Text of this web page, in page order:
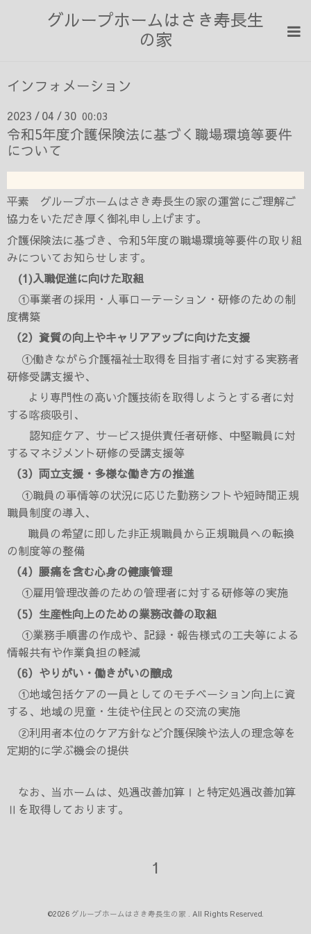
グループホームはさき寿長生
の家
インフォメーション
2023 / 04 / 30 00:03
令和5年度介護保険法に基づく職場環境等要件
について
平素 グループホームはさき寿長生の家の運営にご理解ご
協力をいただき厚く御礼申し上げます。
介護保険法に基づき、令和5年度の職場環境等要件の取り組
みについてお知らせします。
(1)入職促進に向けた取組
①事業者の採用・人事ローテーション・研修のための制
度構築
（2）資質の向上やキャリアアップに向けた支援
①働きながら介護福祉士取得を目指す者に対する実務者
研修受講支援や、
より専門性の高い介護技術を取得しようとする者に対
する喀痰吸引、
認知症ケア、サービス提供責任者研修、中堅職員に対
するマネジメント研修の受講支援等
（3）両立支援・多様な働き方の推進
①職員の事情等の状況に応じた勤務シフトや短時間正規
職員制度の導入、
職員の希望に即した非正規職員から正規職員への転換
の制度等の整備
（4）腰痛を含む心身の健康管理
①雇用管理改善のための管理者に対する研修等の実施
（5）生産性向上のための業務改善の取組
①業務手順書の作成や、記録・報告様式の工夫等による
情報共有や作業負担の軽減
（6）やりがい・働きがいの醸成
①地域包括ケアの一員としてのモチベーション向上に資
する、地域の児童・生徒や住民との交流の実施
②利用者本位のケア方針など介護保険や法人の理念等を
定期的に学ぶ機会の提供
なお、当ホームは、処遇改善加算Ⅰと特定処遇改善加算
Ⅱを取得しております。
1
©2026 グループホームはさき寿長生の家 . All Rights Reserved.